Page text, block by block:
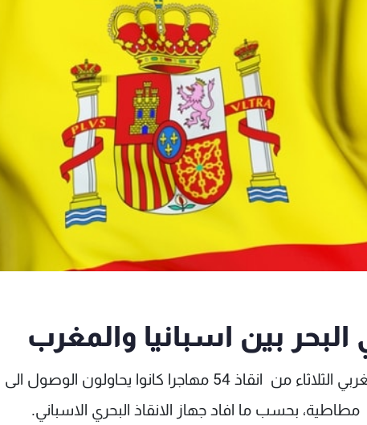
تمكن حرس السواحل الاسباني والمغربي الثلاثاء من انقاذ 54 مهاجرا كانوا يحاولون الوصول الى
بحسب ما افاد جهاز الانقاذ البحري الاسباني.